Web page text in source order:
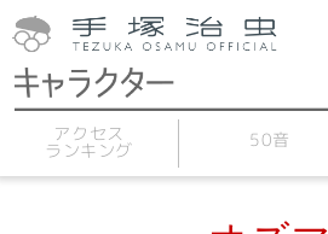
アクセス
ランキング 50音